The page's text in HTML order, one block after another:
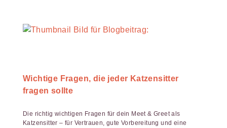
Wichtige Fragen, die jeder Katzensitter
fragen sollte
Die richtig wichtigen Fragen für dein Meet & Greet als
Katzensitter – für Vertrauen, gute Vorbereitung und eine